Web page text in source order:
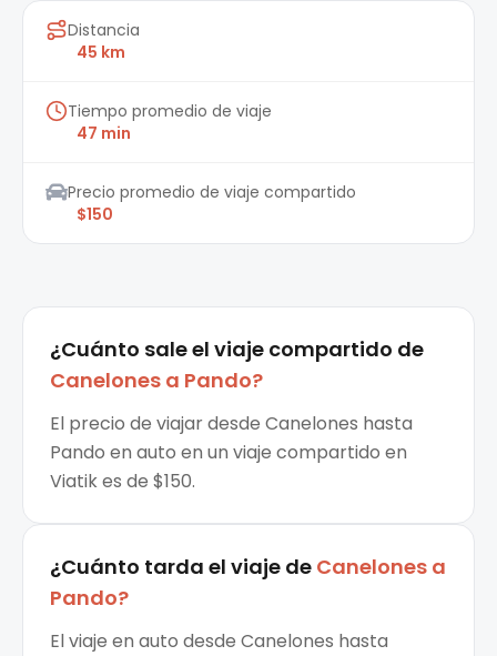
Distancia
45 km
Tiempo promedio de viaje
47 min
Precio promedio de viaje compartido
$150
¿Cuánto sale el viaje compartido de
Canelones a Pando?
El precio de viajar desde Canelones hasta
Pando en auto en un viaje compartido en
Viatik es de $150.
¿Cuánto tarda el viaje de Canelones a
Pando?
El viaje en auto desde Canelones hasta